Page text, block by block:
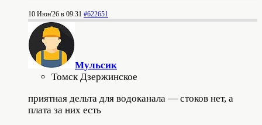
10 Июн'26 в 09:31 #622651
Мульсик
Томск Дзержинское
приятная дельта для водоканала — стоков нет, а
плата за них есть